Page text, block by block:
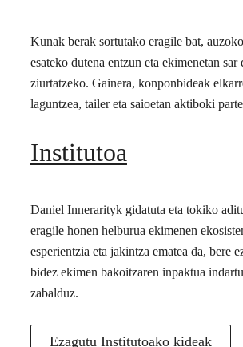
Kunak berak sortutako eragile bat,
esateko dutena entzun eta ekimenetan sar
ziurtatzeko. Gainera, konponbideak
laguntzea, tailer eta saioetan aktiboki
Institutoa
Daniel Innerarityk gidatuta eta tokiko
eragile honen helburua ekimenen
esperientzia eta jakintza ematea da, bere
bidez ekimen bakoitzaren inpaktua
zabalduz.
Ezagutu Institutoako kideak